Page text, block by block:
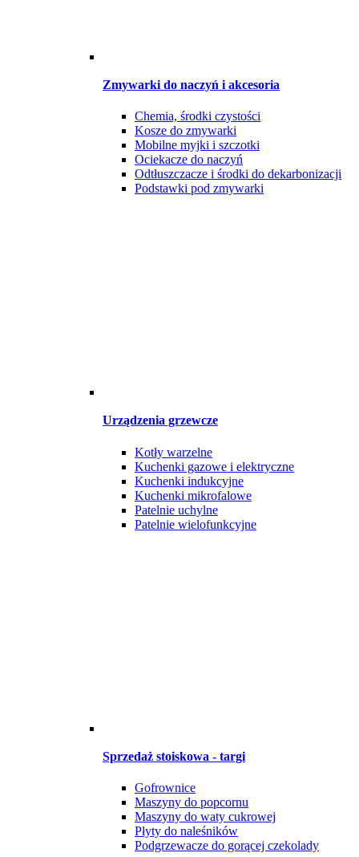
Zmywarki do naczyń i akcesoria
Chemia, środki czystości
Kosze do zmywarki
Mobilne myjki i szczotki
Ociekacze do naczyń
Odtłuszczacze i środki do dekarbonizacji
Podstawki pod zmywarki
Urządzenia grzewcze
Kotły warzelne
Kuchenki gazowe i elektryczne
Kuchenki indukcyjne
Kuchenki mikrofalowe
Patelnie uchylne
Patelnie wielofunkcyjne
Sprzedaż stoiskowa - targi
Gofrownice
Maszyny do popcornu
Maszyny do waty cukrowej
Płyty do naleśników
Podgrzewacze do gorącej czekolady